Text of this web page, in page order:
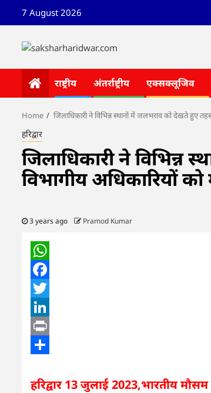
7 August 2026
राष्ट्रीय अंतर्राष्ट्रीय एक्सक्लूजिव
Home जिलाधिकारी ने विभिन्न स्थानों में जलभराव को देखते हुए
हरिद्वार
जिलाधिकारी ने
विभागीय अधिकारियों
3 years ago Pramod Kumar
WhatsApp
Facebook
Twitter
LinkedIn
Print
हरिद्वार 13 जुलाई 2023,भारतीय